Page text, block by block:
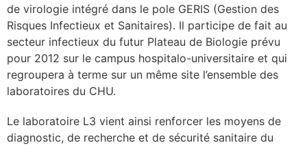
& patrimoine
écologique
de virologie intégré dans le pole GERIS (Gestion des
Risques Infectieux et Sanitaires). Il participe de fait au
secteur infectieux du futur Plateau de Biologie prévu
pour 2012 sur le campus hospitalo-universitaire et qui
regroupera à terme sur un même site l’ensemble des
laboratoires du CHU.
Le laboratoire L3 vient ainsi renforcer les moyens de
diagnostic, de recherche et de sécurité sanitaire du